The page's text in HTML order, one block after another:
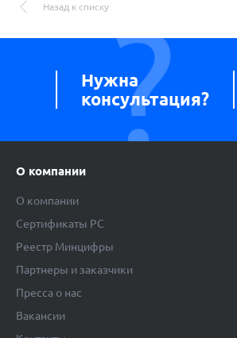
Назад к списку
Нужна
консультация?
О компании
О компании
Сертификаты РС
Реестр Минцифры
Партнеры и заказчики
Пресса о нас
Вакансии